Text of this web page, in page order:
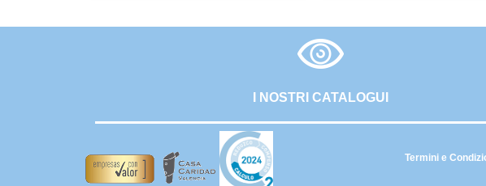
I NOSTRI CATALOGUI
Termini e